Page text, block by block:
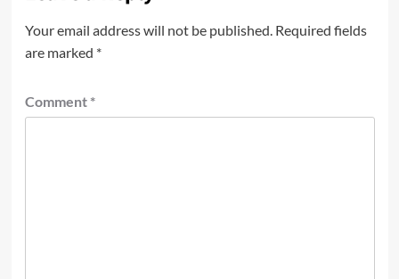
Your email address will not be published. Required fields
are marked *
Comment *